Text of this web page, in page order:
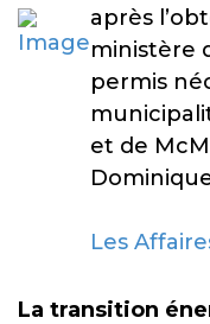
après
ministère
permis
et de
Les
La transition